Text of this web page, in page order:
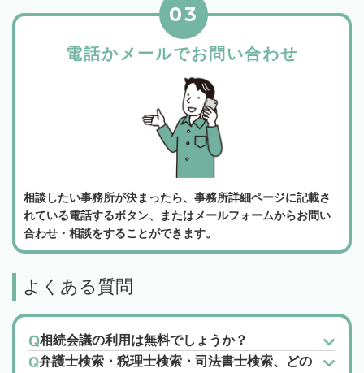
電話かメールでお問い合わせ
03
相談したい事務所が決まったら、事務所詳細ページに記載さ
れている電話するボタン、またはメールフォームからお問い
合わせ・相談をすることができます。
よくある質問
相続会議の利用は無料でしょうか？
弁護士検索・税理士検索・司法書士検索、どの